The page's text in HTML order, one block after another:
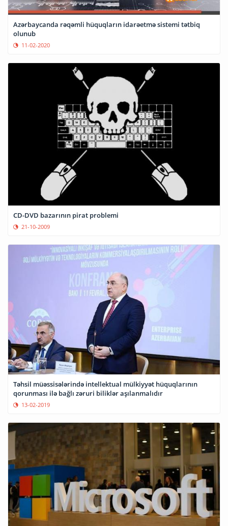
Azərbaycanda rəqəmli hüquqların idarəetmə sistemi tətbiq
olunub
11-02-2020
CD-DVD bazarının pirat problemi
21-10-2009
Təhsil müəssisələrində intellektual mülkiyyət hüquqlarının
qorunması ilə bağlı zəruri biliklər aşılanmalıdır
13-02-2019